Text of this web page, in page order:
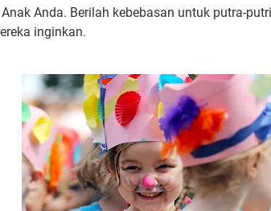
Anda. Berilah kebebasan untuk putra-
inginkan.